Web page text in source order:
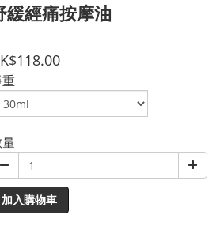
緩經痛按摩油
加入購物車